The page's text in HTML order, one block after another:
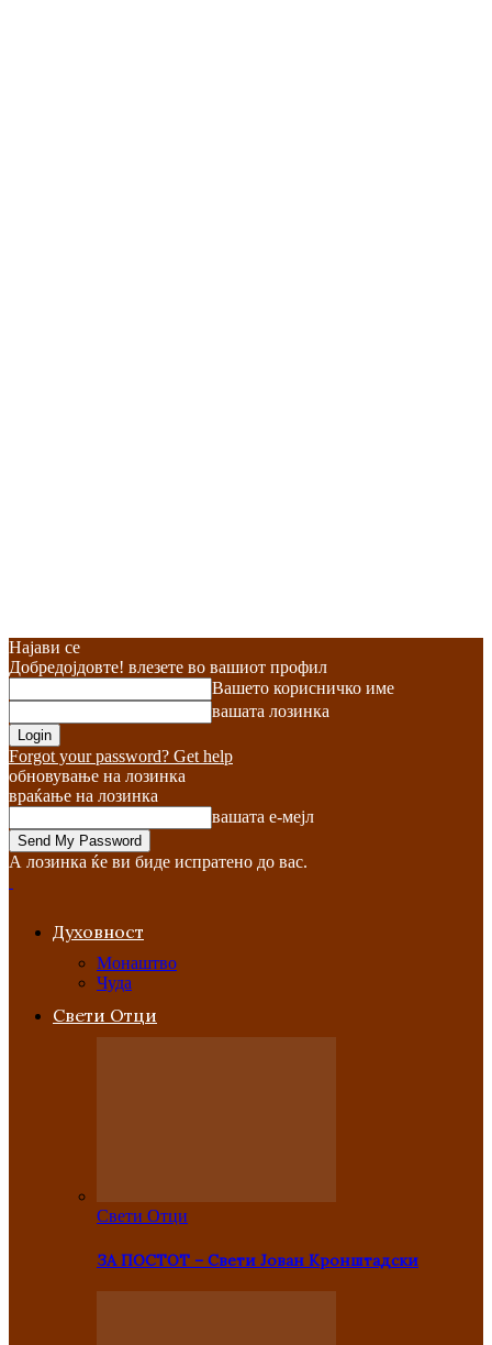
Најави се
Добредојдовте! влезете во вашиот профил
Вашето корисничко име
вашата лозинка
Forgot your password? Get help
обновување на лозинка
враќање на лозинка
вашата е-мејл
А лозинка ќе ви биде испратено до вас.
Духовност
Монаштво
Чуда
Свети Отци
Свети Отци
ЗА ПОСТОТ – Свети Јован Кронштадски